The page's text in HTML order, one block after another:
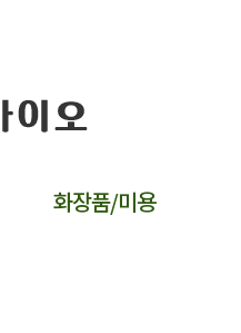
화장품/미용